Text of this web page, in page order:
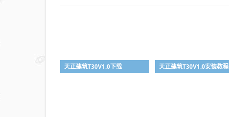
天正建筑T30V1.0下载 天正建筑T30V1.0安装教程